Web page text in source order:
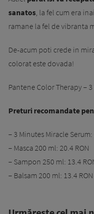
sanatos, la fel cum era
ramane la fel de vibranta
De-acum poti crede in
colorat este dovada!
Pantene Color Therapy –
Preturi recomandate
– 3 Minutes Miracle Serum:
– Masca 200 ml: 20.4 RON
– Sampon 250 ml: 13.4
– Balsam 200 ml: 13.4 RON